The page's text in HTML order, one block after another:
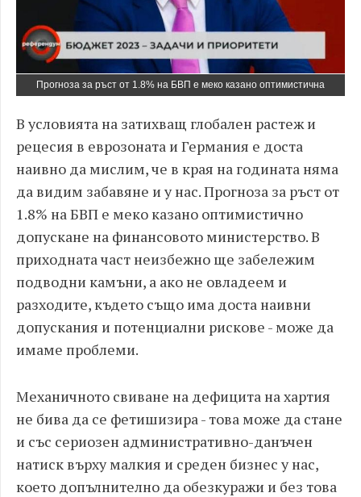
Прогноза за ръст от 1.8% на БВП е меко казано оптимистична
В условията на затихващ глобален растеж и
рецесия в еврозоната и Германия е доста
наивно да мислим, че в края на годината няма
да видим забавяне и у нас. Прогноза за ръст от
1.8% на БВП е меко казано оптимистично
допускане на финансовото министерство. В
приходната част неизбежно ще забележим
подводни камъни, а ако не овладеем и
разходите, където също има доста наивни
допускания и потенциални рискове - може да
имаме проблеми.
Механичното свиване на дефицита на хартия
не бива да се фетишизира - това може да стане
и със сериозен административно-данъчен
натиск върху малкия и среден бизнес у нас,
което допълнително да обезкуражи и без това